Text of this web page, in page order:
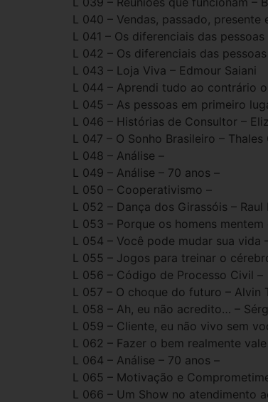
L 040 – Vendas, passado, presente
L 041 – Os diferenciais das
L 042 – Os diferenciais das
L 043 – Loja Viva – Edmour Saiani
L 044 – Aprendi tudo ao contrário
L 045 – As pessoas em primeiro
L 046 – Histórias de Consultor –
L 047 – O Sonho Brasileiro – Thales
L 048 – Análise –
L 049 – Análise – 70 anos –
L 050 – Cooperativismo –
L 052 – Dança dos Girassóis – Raul
L 053 – Porque os homens
L 054 – Você pode mudar sua vida
L 055 – Jogos para treinar o
L 056 – Código de Processo Civil –
L 057 – O choque do futuro – Alvin
L 058 – Ah, eu não acredito… –
L 059 – Cliente, eu não vivo sem
L 062 – Fazer o bem realmente
L 064 – Análise – 70 anos –
L 065 – Motivação e
L 066 – Um Show no atendimento